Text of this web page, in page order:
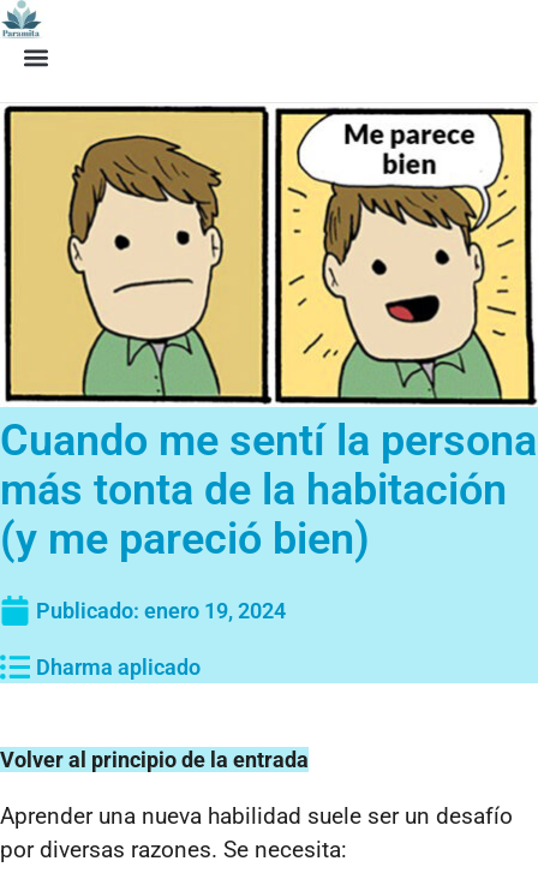
Ir
Cuando me sentí la persona
más tonta de la habitación
(y me pareció bien)
Publicado: enero 19, 2024
Dharma aplicado
Volver al principio de la entrada
Aprender una nueva habilidad suele ser un desafío
por diversas razones. Se necesita: